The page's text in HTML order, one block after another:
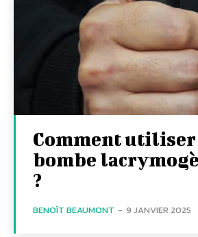
Comment utiliser
bombe
?
BENOÎT BEAUMONT - 9 JANVIER 2025